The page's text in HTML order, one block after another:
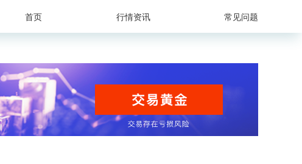
首页 行情资讯 常见问题